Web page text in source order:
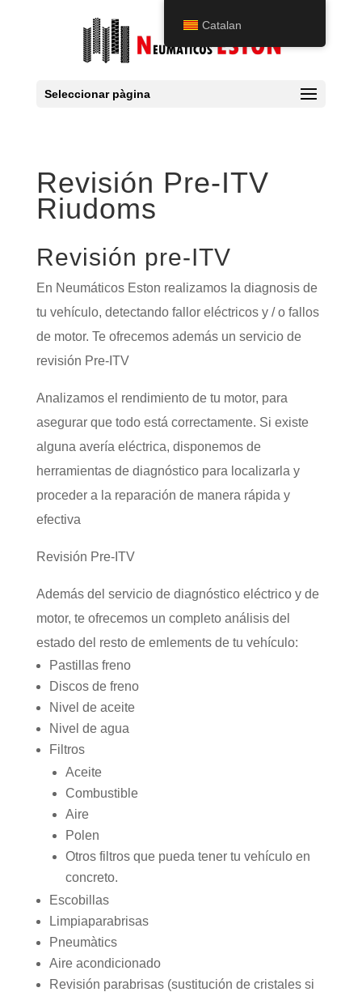
Seleccionar pàgina
Revisión Pre-ITV
Riudoms
Revisión pre-ITV
En Neumáticos Eston realizamos la diagnosis de
tu vehículo, detectando fallor eléctricos y / o fallos
de motor. Te ofrecemos además un servicio de
revisión Pre-ITV
Analizamos el rendimiento de tu motor, para
asegurar que todo está correctamente. Si existe
alguna avería eléctrica, disponemos de
herramientas de diagnóstico para localizarla y
proceder a la reparación de manera rápida y
efectiva
Revisión Pre-ITV
Además del servicio de diagnóstico eléctrico y de
motor, te ofrecemos un completo análisis del
estado del resto de emlements de tu vehículo:
Pastillas freno
Discos de freno
Nivel de aceite
Nivel de agua
Filtros
Aceite
Combustible
Aire
Polen
Otros filtros que pueda tener tu vehículo en
concreto.
Escobillas
Limpiaparabrisas
Pneumàtics
Aire acondicionado
Revisión parabrisas (sustitución de cristales si
Catalan